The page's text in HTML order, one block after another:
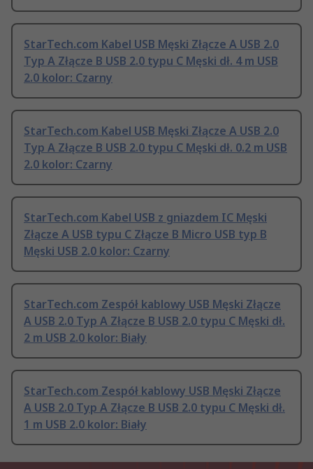
StarTech.com Kabel USB Męski Złącze A USB 2.0
Typ A Złącze B USB 2.0 typu C Męski dł. 4 m USB
2.0 kolor: Czarny
StarTech.com Kabel USB Męski Złącze A USB 2.0
Typ A Złącze B USB 2.0 typu C Męski dł. 0.2 m USB
2.0 kolor: Czarny
StarTech.com Kabel USB z gniazdem IC Męski
Złącze A USB typu C Złącze B Micro USB typ B
Męski USB 2.0 kolor: Czarny
StarTech.com Zespół kablowy USB Męski Złącze
A USB 2.0 Typ A Złącze B USB 2.0 typu C Męski dł.
2 m USB 2.0 kolor: Biały
StarTech.com Zespół kablowy USB Męski Złącze
A USB 2.0 Typ A Złącze B USB 2.0 typu C Męski dł.
1 m USB 2.0 kolor: Biały